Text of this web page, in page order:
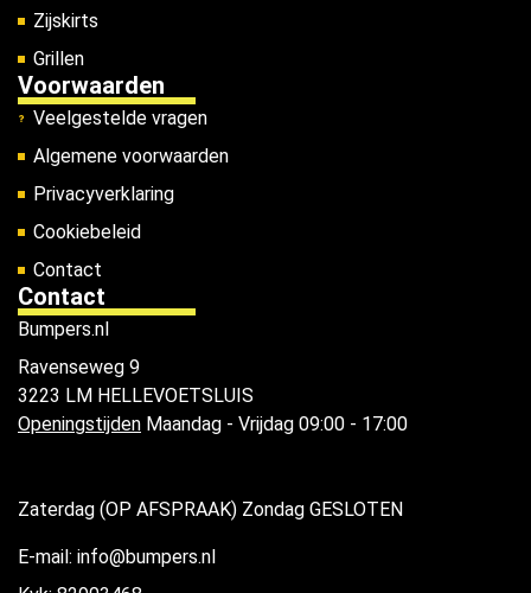
Zijskirts
Grillen
Voorwaarden
Veelgestelde vragen
Algemene voorwaarden
Privacyverklaring
Cookiebeleid
Contact
Contact
Bumpers.nl
Ravenseweg 9
3223 LM HELLEVOETSLUIS
Openingstijden Maandag - Vrijdag 09:00 - 17:00
Zaterdag (OP AFSPRAAK) Zondag GESLOTEN
E-mail: info@bumpers.nl